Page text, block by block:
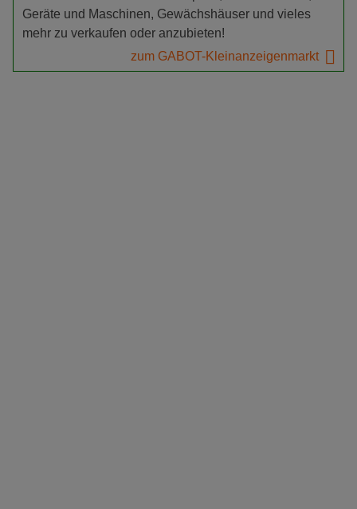
Geräte und Maschinen, Gewächshäuser und vieles
mehr zu verkaufen oder anzubieten!
zum GABOT-Kleinanzeigenmarkt